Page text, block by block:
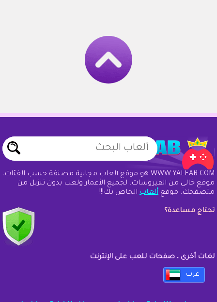
WWW.YALEAB.COM هو موقع ألعاب مجانية مصنفة حسب الفئات،
موقع خالي من الفيروسات، لجميع الأعمار ولعب بدون تنزيل من
متصفحك. موقع ألعاب الخاص بك!!!
تحتاج مساعدة؟
لغات أخرى ، صفحات للعب على الإنترنت
عرب